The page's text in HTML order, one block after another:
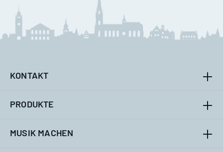
KONTAKT
PRODUKTE
MUSIK MACHEN